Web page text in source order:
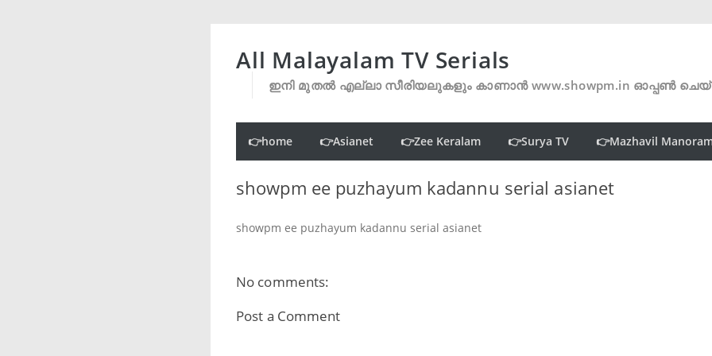
All Malayalam TV Serials
ഇനി മുതൽ എല്ലാ സീരിയലുകളും കാണാൻ www.showpm.in ഓപ്പൺ
👉home 👉Asianet 👉Zee Keralam 👉Surya TV 👉Mazhavil
showpm ee puzhayum kadannu serial asianet
showpm ee puzhayum kadannu serial asianet
No comments:
Post a Comment